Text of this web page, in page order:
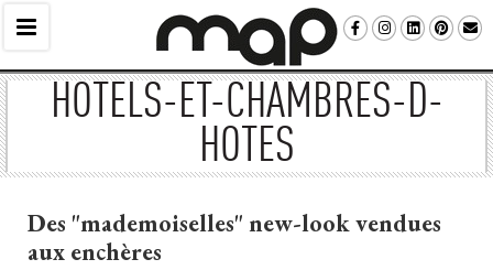
HOTELS-ET-CHAMBRES-D-
HOTES
Des "mademoiselles" new-look vendues
aux enchères